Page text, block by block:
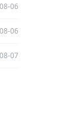
06
06
07